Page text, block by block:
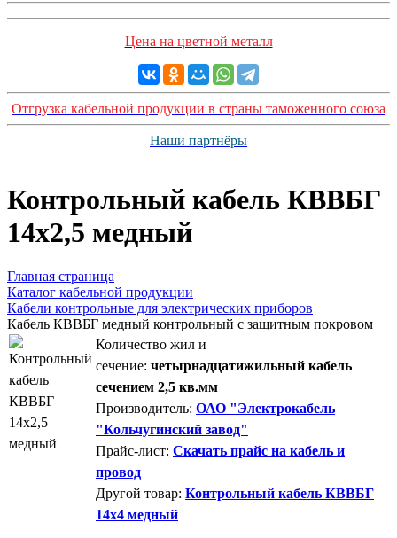
Цена на цветной металл
Отгрузка кабельной продукции в страны таможенного союза
Наши партнёры
Контрольный кабель КВВБГ
14х2,5 медный
Главная страница
Каталог кабельной продукции
Кабели контрольные для электрических приборов
Кабель КВВБГ медный контрольный с защитным покровом
Количество жил и
сечение: четырнадцатижильный кабель
сечением 2,5 кв.мм
Производитель: ОАО "Электрокабель
"Кольчугинский завод"
Прайс-лист: Скачать прайс на кабель и
провод
Другой товар: Контрольный кабель КВВБГ
14х4 медный